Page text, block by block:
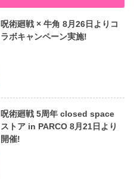
呪術廻戦 × 牛角 8月26日よりコ
ラボキャンペーン実施!
呪術廻戦 5周年 closed space
ストア in PARCO 8月21日より
開催!